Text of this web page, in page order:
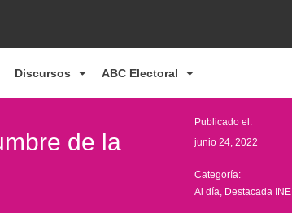
Discursos ABC Electoral
de la
Publicado el:
junio 24, 2022
Categoría:
Al día Destacada INE